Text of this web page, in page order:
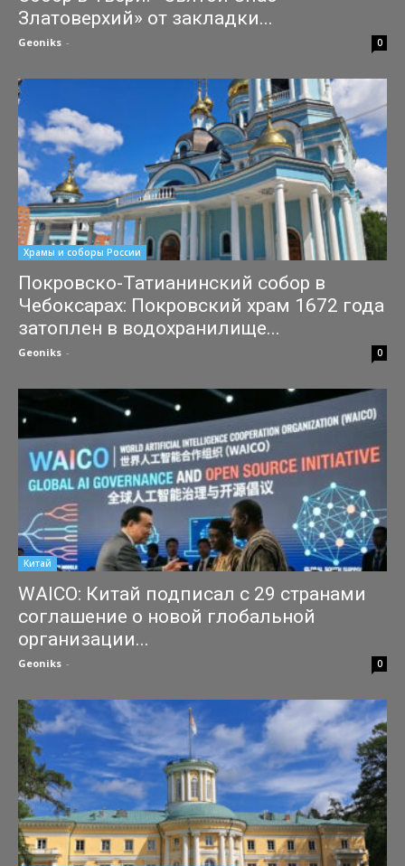
Златоверхий» от закладки...
Geoniks - 0
Храмы и соборы России
Покровско-Татианинский собор в
Чебоксарах: Покровский храм 1672 года
затоплен в водохранилище...
Geoniks - 0
Китай
WAICO: Китай подписал с 29 странами
соглашение о новой глобальной
организации...
Geoniks - 0